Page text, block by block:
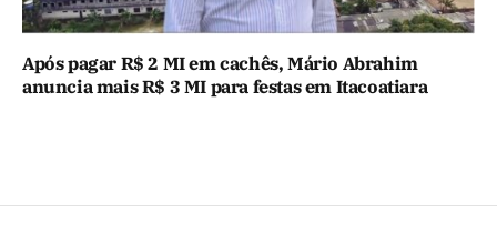
Após pagar R$ 2 MI em cachês, Mário Abrahim
anuncia mais R$ 3 MI para festas em Itacoatiara